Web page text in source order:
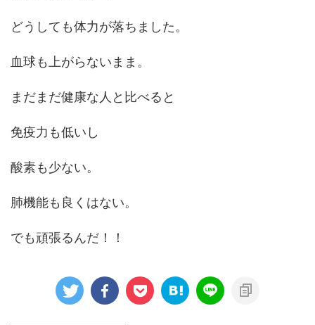
どうしても体力が落ちました。
血球も上がらないまま。
まだまだ健康な人と比べると
免疫力も低いし
酸素も少ない。
肺機能も良くはない。
でも頑張るんだ！！